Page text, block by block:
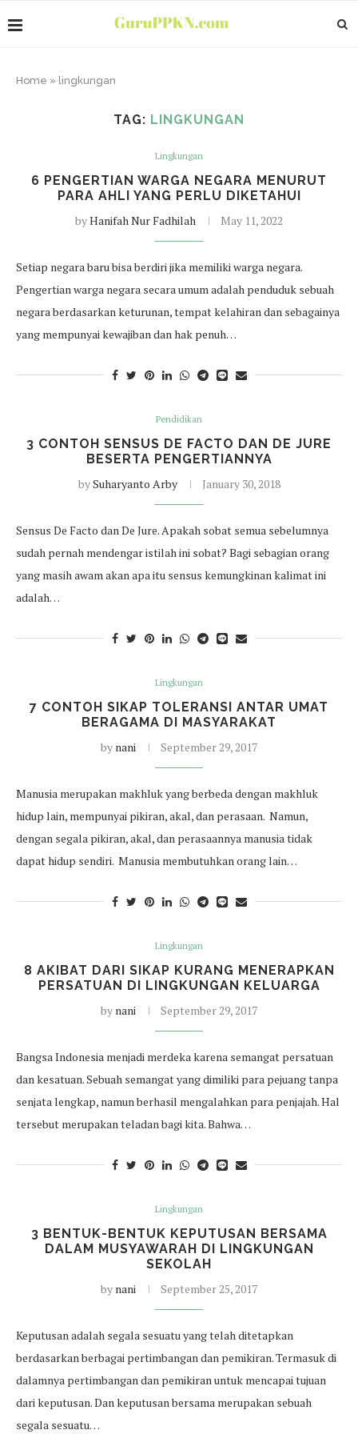
Home » lingkungan
TAG: LINGKUNGAN
Lingkungan
6 PENGERTIAN WARGA NEGARA MENURUT
PARA AHLI YANG PERLU DIKETAHUI
byHanifah Nur Fadhilah May 11, 2022
Setiap negara baru bisa berdiri jika memiliki warga negara.
Pengertian warga negara secara umum adalah penduduk sebuah
negara berdasarkan keturunan, tempat kelahiran dan sebagainya
yang mempunyai kewajiban dan hak penuh…
Pendidikan
3 CONTOH SENSUS DE FACTO DAN DE JURE
BESERTA PENGERTIANNYA
bySuharyanto Arby January 30, 2018
Sensus De Facto dan De Jure. Apakah sobat semua sebelumnya
sudah pernah mendengar istilah ini sobat? Bagi sebagian orang
yang masih awam akan apa itu sensus kemungkinan kalimat ini
adalah…
Lingkungan
7 CONTOH SIKAP TOLERANSI ANTAR UMAT
BERAGAMA DI MASYARAKAT
by nani September 29, 2017
Manusia merupakan makhluk yang berbeda dengan makhluk
hidup lain, mempunyai pikiran, akal, dan perasaan. Namun,
dengan segala pikiran, akal, dan perasaannya manusia tidak
dapat hidup sendiri. Manusia membutuhkan orang lain…
Lingkungan
8 AKIBAT DARI SIKAP KURANG MENERAPKAN
PERSATUAN DI LINGKUNGAN KELUARGA
by nani September 29, 2017
Bangsa Indonesia menjadi merdeka karena semangat persatuan
dan kesatuan. Sebuah semangat yang dimiliki para pejuang tanpa
senjata lengkap, namun berhasil mengalahkan para penjajah. Hal
tersebut merupakan teladan bagi kita. Bahwa…
Lingkungan
3 BENTUK-BENTUK KEPUTUSAN BERSAMA
DALAM MUSYAWARAH DI LINGKUNGAN
SEKOLAH
by nani September 25, 2017
Keputusan adalah segala sesuatu yang telah ditetapkan
berdasarkan berbagai pertimbangan dan pemikiran. Termasuk di
dalamnya pertimbangan dan pemikiran untuk mencapai tujuan
dari keputusan. Dan keputusan bersama merupakan sebuah
segala sesuatu…